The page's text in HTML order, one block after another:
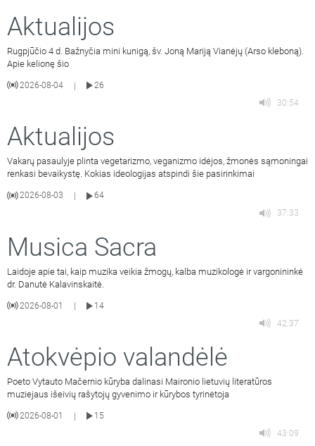
Aktualijos
Rugpjūčio 4 d. Bažnyčia mini kunigą, šv. Joną Mariją Vianėjų (Arso kleboną).
Apie kelionę šio
2026-08-04 |
26
30:54
Aktualijos
Vakarų pasaulyje plinta vegetarizmo, veganizmo idėjos, žmonės sąmoningai
renkasi bevaikystę. Kokias ideologijas atspindi šie pasirinkimai
2026-08-03
64
37:33
Musica Sacra
Laidoje apie tai, kaip muzika veikia žmogų, kalba muzikologė ir vargonininkė
dr. Danutė Kalavinskaitė.
2026-08-01
14
42:37
Atokvėpio valandėlė
Poeto Vytauto Mačernio kūryba dalinasi Maironio lietuvių literatūros
muziejaus išeivių rašytojų gyvenimo ir kūrybos tyrinėtoja
2026-08-01 |
15
43:09